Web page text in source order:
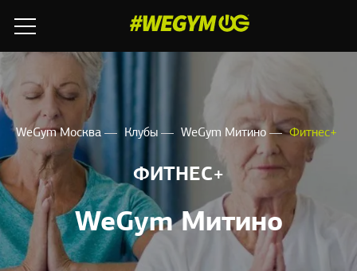
WeGym Москва Клубы WeGym Митино Фитнес+
ФИТНЕС+
WeGym Митино